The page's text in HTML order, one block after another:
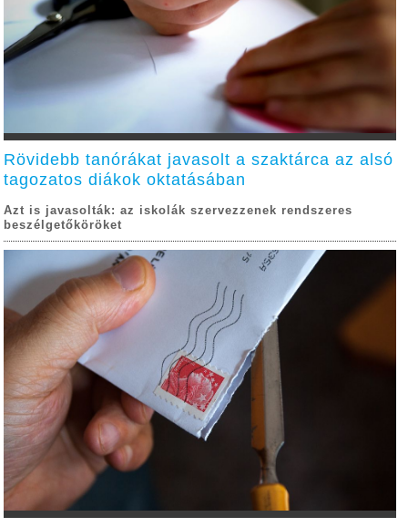
Rövidebb tanórákat javasolt a szaktárca az alsó
tagozatos diákok oktatásában
Azt is javasolták: az iskolák szervezzenek rendszeres
beszélgetőköröket